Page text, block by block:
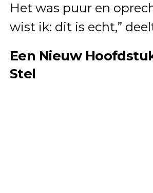
Het was puur en
wist ik: dit is echt,”
Een Nieuw
Stel